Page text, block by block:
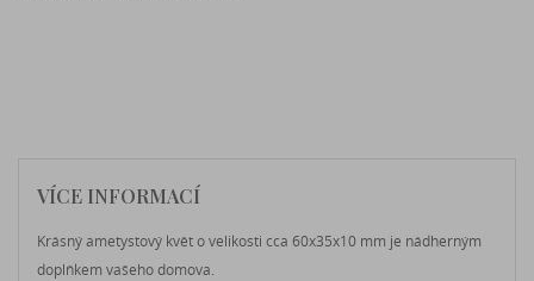
VÍCE INFORMACÍ
Krásný ametystový květ o velikosti cca 60x35x10 mm je nádherným
doplňkem vašeho domova.